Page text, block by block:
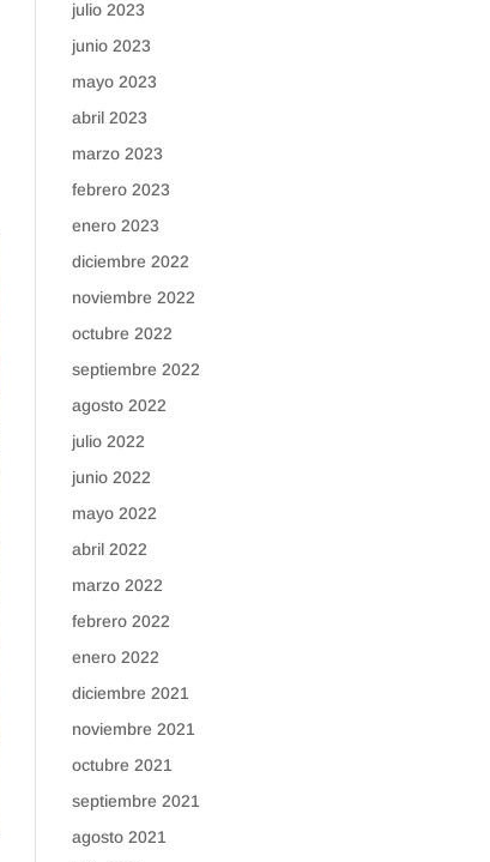
julio 2023
junio 2023
mayo 2023
abril 2023
marzo 2023
febrero 2023
enero 2023
diciembre 2022
noviembre 2022
octubre 2022
septiembre 2022
agosto 2022
julio 2022
junio 2022
mayo 2022
abril 2022
marzo 2022
febrero 2022
enero 2022
diciembre 2021
noviembre 2021
octubre 2021
septiembre 2021
agosto 2021